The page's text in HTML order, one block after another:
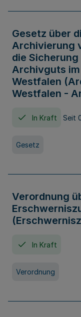
Gesetz über
Archivierung
die
Archivguts
Westfalen
Westfalen -
In Kraft Seit
Gesetz
Verordnung
In Kraft
Verordnung